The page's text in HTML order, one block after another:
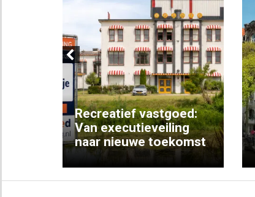
Previous
Recreatief vastgoed:
Van executieveiling
naar nieuwe toekomst